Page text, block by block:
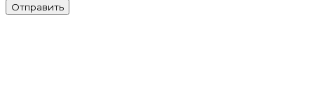
Отправить